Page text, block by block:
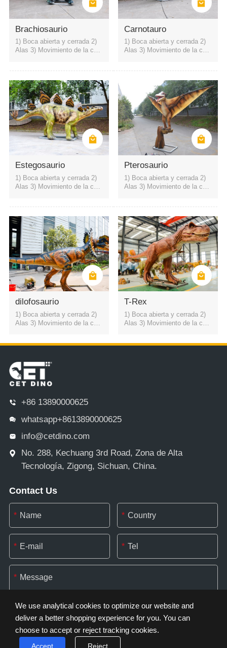
parque de atracciones
museo de ciencia
Área escénica del parque
Brachiosaurio
1) Boca abierta y cerrada 2)
Alas 3) Movimiento de la cuel
Carnotauro
1) Boca abierta y cerrada 2)
Alas 3) Movimiento de la cuel
Estegosaurio
1) Boca abierta y cerrada 2)
Alas 3) Movimiento de la cuel
Pterosaurio
1) Boca abierta y cerrada 2)
Alas 3) Movimiento de la cuel
dilofosaurio
1) Boca abierta y cerrada 2)
Alas 3) Movimiento de la cuel
T-Rex
1) Boca abierta y cerrada 2)
Alas 3) Movimiento de la cuel
+86 13890000625
whatsapp+8613890000625
info@cetdino.com
No. 288, Kechuang 3rd Road, Zona de Alta
Tecnología, Zigong, Sichuan, China.
Contact Us
* *
* *
*
*
We use analytical cookies to optimize our website and
deliver a better shopping experience for you. You can
choose to accept or reject tracking cookies.
Accept Reject